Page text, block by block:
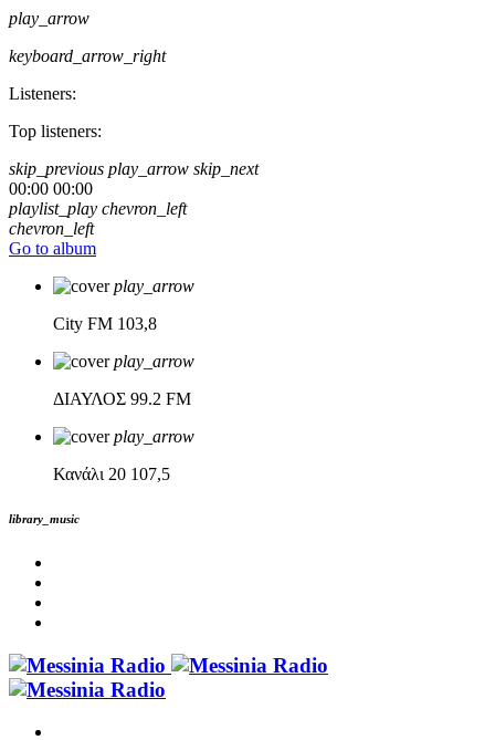
play_arrow
keyboard_arrow_right
Listeners:
Top listeners:
skip_previous play_arrow skip_next
00:00 00:00
playlist_play chevron_left
chevron_left
Go to album
play_arrow
City FM 103,8
play_arrow
ΔΙΑΥΛΟΣ 99.2 FM
play_arrow
Κανάλι 20 107,5
library_music